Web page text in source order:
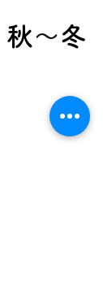
～冬